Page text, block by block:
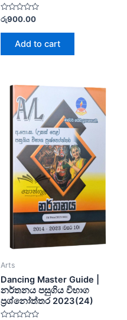
Rated
out
රු900.00
Add to cart
Arts
Dancing Master Guide |
නර්තනය පසුගිය විභාග
ප්‍රශ්නෝත්තර 2023(24)